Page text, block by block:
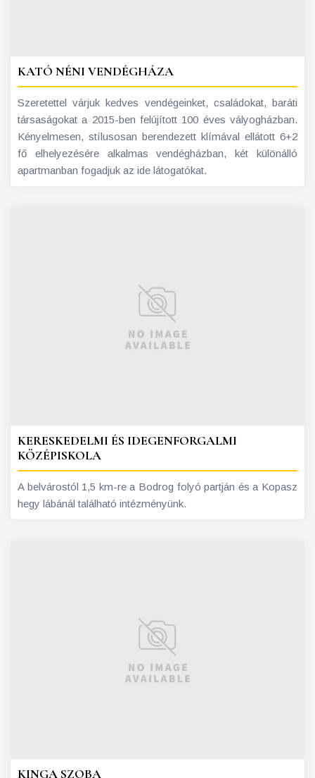
KATÓ NÉNI VENDÉGHÁZA
Szeretettel várjuk kedves vendégeinket, családokat, baráti
társaságokat a 2015-ben felújított 100 éves vályogházban.
Kényelmesen, stílusosan berendezett klímával ellátott 6+2
fő elhelyezésére alkalmas vendégházban, két különálló
apartmanban fogadjuk az ide látogatókat.
KERESKEDELMI ÉS IDEGENFORGALMI
KÖZÉPISKOLA
A belvárostól 1,5 km-re a Bodrog folyó partján és a Kopasz
hegy lábánál található intézményünk.
KINGA SZOBA